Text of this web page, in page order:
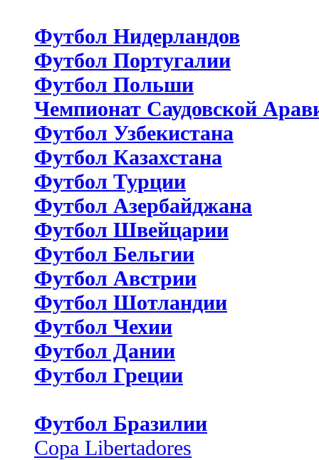
Футбол Нидерландов
Футбол Португалии
Футбол Польши
Чемпионат Саудовской
Футбол Узбекистана
Футбол Казахстана
Футбол Турции
Футбол Азербайджана
Футбол Швейцарии
Футбол Бельгии
Футбол Австрии
Футбол Шотландии
Футбол Чехии
Футбол Дании
Футбол Греции
Футбол Бразилии
Copa Libertadores